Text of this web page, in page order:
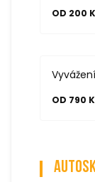
OD 200
OD 790